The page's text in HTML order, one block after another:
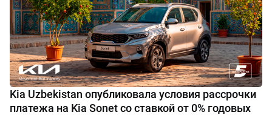
Kia Uzbekistan опубликовала условия рассрочки
платежа на Kia Sonet со ставкой от 0% годовых